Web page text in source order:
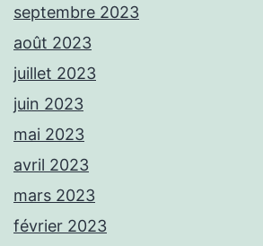
septembre 2023
août 2023
juillet 2023
juin 2023
mai 2023
avril 2023
mars 2023
février 2023